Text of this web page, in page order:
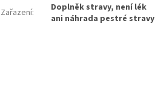
Zařazení:
Doplněk stravy, není lék
ani náhrada pestré stravy